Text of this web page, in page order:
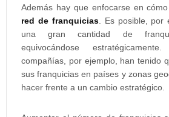
Además hay que enfocarse en
red de franquicias. Es posible, por
una gran cantidad de
equivocándose
compañías, por ejemplo, han tenido
sus franquicias en países y zonas
hacer frente a un cambio estratégico.